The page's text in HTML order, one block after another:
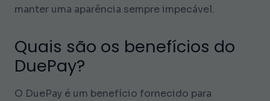
manter uma aparência sempre impecável.
Quais são os benefícios do
DuePay?
O DuePay é um benefício fornecido para